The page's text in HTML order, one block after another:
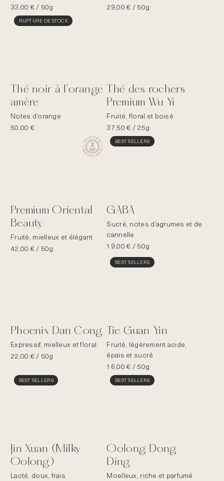
33,00 €/ 50g 29,00€ / 50g
RUPTURE DE STOCK
Thé noir à l’orange
amère
Notes d’orange
50,00 €
Thé des rochers
Premium Wu Yi
Fruité, floral et boisé
37,50€ / 25g
Premium Oriental
Beauty
Fruité, mielleux et élégant
42,00 €/ 50g
BEST SELLERS
GABA
Sucré, notes d’agrumes et de
cannelle
19,00€ / 50g
Phoenix Dan Cong
Expressif, mielleux et floral
22,00 €/ 50g
BEST SELLERS
Tie Guan Yin
Fruité, légèrement acide,
épais et sucré
16,00€ / 50g
BEST SELLERS
Jin Xuan (Milky
Oolong)
Lacté, doux, frais
BEST SELLERS
Oolong Dong
Ding
Moelleux, riche et parfumé